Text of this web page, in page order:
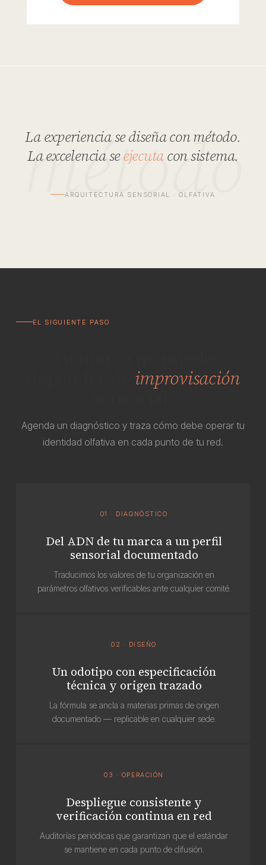
método
La experiencia se diseña con método.
La excelencia seejecutacon sistema.
ARQUITECTURA SENSORIAL · OLFATIVA
EL SIGUIENTE PASO
improvisación
Agenda un diagnóstico y traza cómo debe operar tu
identidad olfativa en cada punto de tu red.
01 · DIAGNÓSTICO
Del ADN de tu marca a un perfil
sensorial documentado
Traducimos los valores de tu organización en
parámetros olfativos verificables ante cualquier comité.
02 · DISEÑO
Un odotipo con especificación
técnica y origen trazado
La fórmula se ancla a materias primas de origen
documentado — replicable en cualquier sede.
03 · OPERACIÓN
Despliegue consistente y
verificación continua en red
Auditorías periódicas que garantizan que el estándar
se mantiene en cada punto de difusión.